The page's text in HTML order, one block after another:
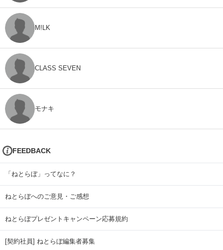
M!LK
CLASS SEVEN
モナキ
FEEDBACK
「ねとらぼ」ってなに？
ねとらぼへのご意見・ご感想
ねとらぼプレゼントキャンペーン応募規約
[契約社員] ねとらぼ編集者募集